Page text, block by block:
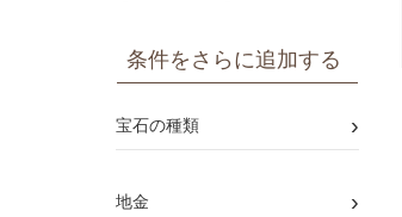
条件をさらに追加する
宝石の種類 ›
地金 ›